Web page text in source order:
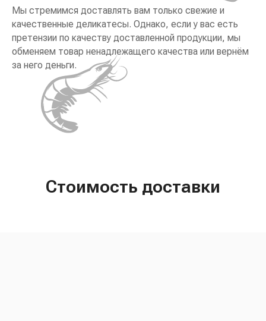
Мы стремимся доставлять вам только свежие и
качественные деликатесы. Однако, если у вас есть
претензии по качеству доставленной продукции, мы
обменяем товар ненадлежащего качества или вернём
за него деньги.
Стоимость доставки